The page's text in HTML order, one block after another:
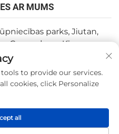
AR MUMS
parks, Jiutan,
Guangdong, Ķīna
Weishi Technology Co., Ltd.
politika
to provide our services.
cookies, click Personalize
all